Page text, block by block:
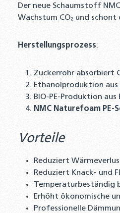
Der neue Schaumstoff
Wachstum CO₂ und schont
Herstellungsprozess:
Zuckerrohr absorbiert
Ethanolproduktion
BIO-PE-Produktion aus
NMC Naturefoam PE-
Vorteile
Reduziert
Reduziert Knack- und
Temperaturbeständig
Erhöht ökonomische
Professionelle